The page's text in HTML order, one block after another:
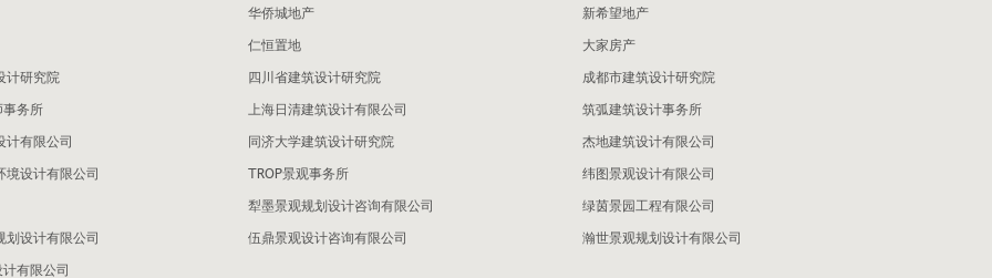
华侨城地产
新希望地产
仁恒置地
大家房产
计研究院
四川省建筑设计研究院
成都市建筑设计研究院
务所
上海日清建筑设计有限公司
筑弧建筑设计事务所
计有限公司
同济大学建筑设计研究院
杰地建筑设计有限公司
境设计有限公司
TROP景观事务所
纬图景观设计有限公司
犁墨景观规划设计咨询有限公司
绿茵景园工程有限公司
划设计有限公司
伍鼎景观设计咨询有限公司
瀚世景观规划设计有限公司
有限公司